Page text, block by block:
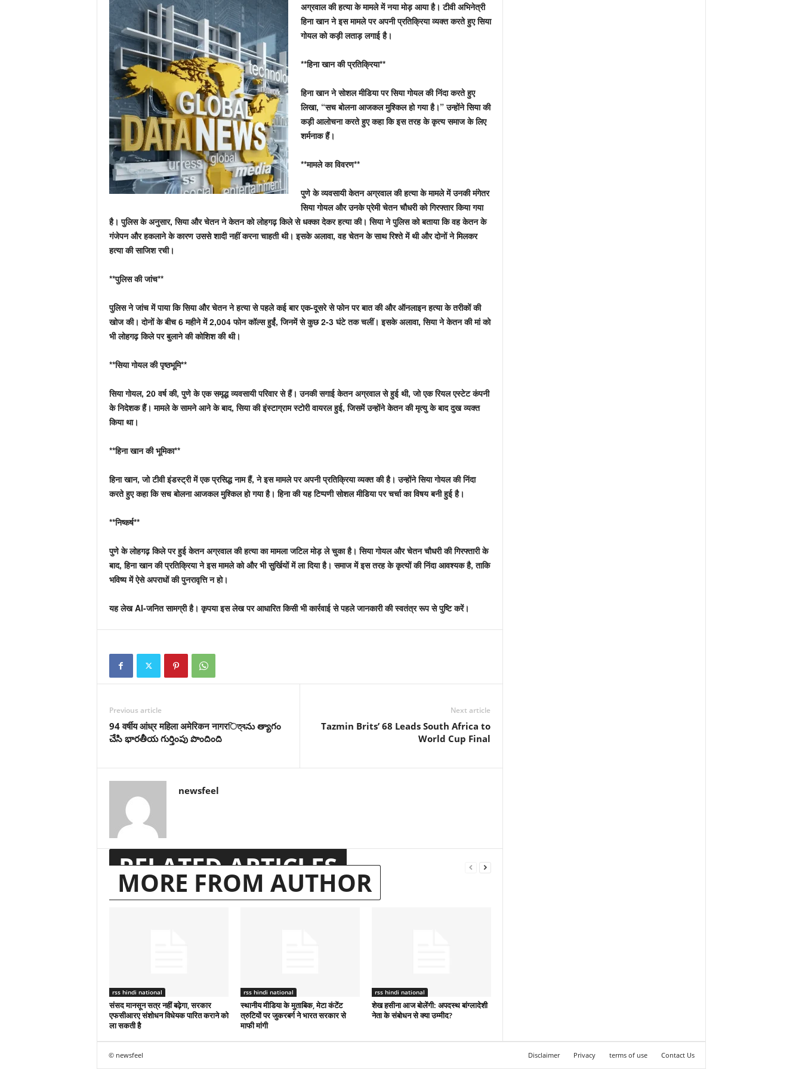
अग्रवाल की हत्या के मामले में नया मोड़ आया है। टीवी अभिनेत्री
हिना खान ने इस मामले पर अपनी प्रतिक्रिया व्यक्त करते हुए सिया
गोयल को कड़ी लताड़ लगाई है।
**हिना खान की प्रतिक्रिया**
हिना खान ने सोशल मीडिया पर सिया गोयल की निंदा करते हुए
लिखा, “सच बोलना आजकल मुश्किल हो गया है।” उन्होंने सिया की
कड़ी आलोचना करते हुए कहा कि इस तरह के कृत्य समाज के लिए
शर्मनाक हैं।
**मामले का विवरण**
पुणे के व्यवसायी केतन अग्रवाल की हत्या के मामले में उनकी मंगेतर
सिया गोयल और उनके प्रेमी चेतन चौधरी को गिरफ्तार किया गया
है। पुलिस के अनुसार, सिया और चेतन ने केतन को लोहगढ़ किले से धक्का देकर हत्या की। सिया ने पुलिस को बताया कि वह केतन के
गंजेपन और हकलाने के कारण उससे शादी नहीं करना चाहती थी। इसके अलावा, वह चेतन के साथ रिश्ते में थी और दोनों ने मिलकर
हत्या की साजिश रची।
**पुलिस की जांच**
पुलिस ने जांच में पाया कि सिया और चेतन ने हत्या से पहले कई बार एक-दूसरे से फोन पर बात की और ऑनलाइन हत्या के तरीकों की
खोज की। दोनों के बीच 6 महीने में 2,004 फोन कॉल्स हुईं, जिनमें से कुछ 2-3 घंटे तक चलीं। इसके अलावा, सिया ने केतन की मां को
भी लोहगढ़ किले पर बुलाने की कोशिश की थी।
**सिया गोयल की पृष्ठभूमि**
सिया गोयल, 20 वर्ष की, पुणे के एक समृद्ध व्यवसायी परिवार से हैं। उनकी सगाई केतन अग्रवाल से हुई थी, जो एक रियल एस्टेट कंपनी
के निदेशक हैं। मामले के सामने आने के बाद, सिया की इंस्टाग्राम स्टोरी वायरल हुई, जिसमें उन्होंने केतन की मृत्यु के बाद दुख व्यक्त
किया था।
**हिना खान की भूमिका**
हिना खान, जो टीवी इंडस्ट्री में एक प्रसिद्ध नाम हैं, ने इस मामले पर अपनी प्रतिक्रिया व्यक्त की है। उन्होंने सिया गोयल की निंदा
करते हुए कहा कि सच बोलना आजकल मुश्किल हो गया है। हिना की यह टिप्पणी सोशल मीडिया पर चर्चा का विषय बनी हुई है।
**निष्कर्ष**
पुणे के लोहगढ़ किले पर हुई केतन अग्रवाल की हत्या का मामला जटिल मोड़ ले चुका है। सिया गोयल और चेतन चौधरी की गिरफ्तारी के
बाद, हिना खान की प्रतिक्रिया ने इस मामले को और भी सुर्खियों में ला दिया है। समाज में इस तरह के कृत्यों की निंदा आवश्यक है, ताकि
भविष्य में ऐसे अपराधों की पुनरावृत्ति न हो।
यह लेख AI-जनित सामग्री है। कृपया इस लेख पर आधारित किसी भी कार्रवाई से पहले जानकारी की स्वतंत्र रूप से पुष्टि करें।
Previous article
94 वर्षीय आंध्र महिला अमेरिकन नागरিত্বను త్యాగం
చేసి భారతీయ గుర్తింపు పొందింది
Next article
Tazmin Brits’ 68 Leads South Africa to
World Cup Final
newsfeel
RELATED ARTICLES
MORE FROM AUTHOR
rss hindi national
संसद मानसून सत्र नहीं बढ़ेगा, सरकार
एफसीआरए संशोधन विधेयक पारित कराने को
ला सकती है
rss hindi national
स्थानीय मीडिया के मुताबिक, मेटा कंटेंट
त्रुटियों पर जुकरबर्ग ने भारत सरकार से
माफी मांगी
rss hindi national
शेख हसीना आज बोलेंगी: अपदस्थ बांग्लादेशी
नेता के संबोधन से क्या उम्मीद?
Disclaimer Privacy terms of use Contact Us
© newsfeel